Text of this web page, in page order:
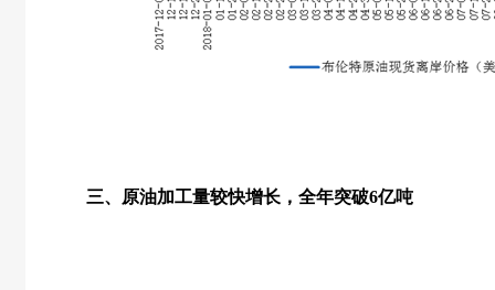
三、原油加工量较快增长，全年突破6亿吨